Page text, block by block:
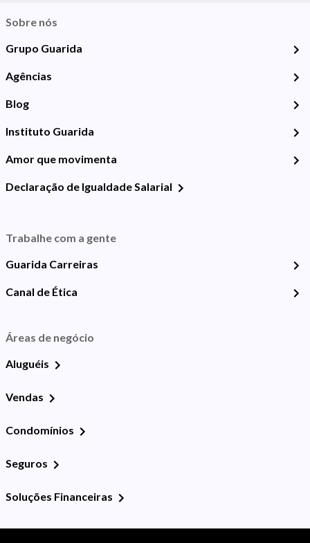
Sobre nós
Grupo Guarida
Agências
Blog
Instituto Guarida
Amor que movimenta
Declaração de Igualdade Salarial
Trabalhe com a gente
Guarida Carreiras
Canal de Ética
Áreas de negócio
Aluguéis
Vendas
Condomínios
Seguros
Soluções Financeiras